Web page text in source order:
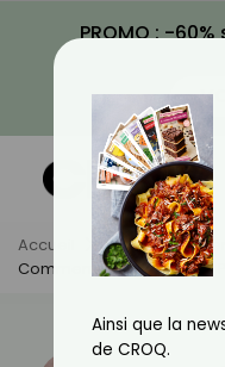
PROMO : -
Accueil Actus
Comment Bien Choisir Sa
Ainsi que la
de CROQ.